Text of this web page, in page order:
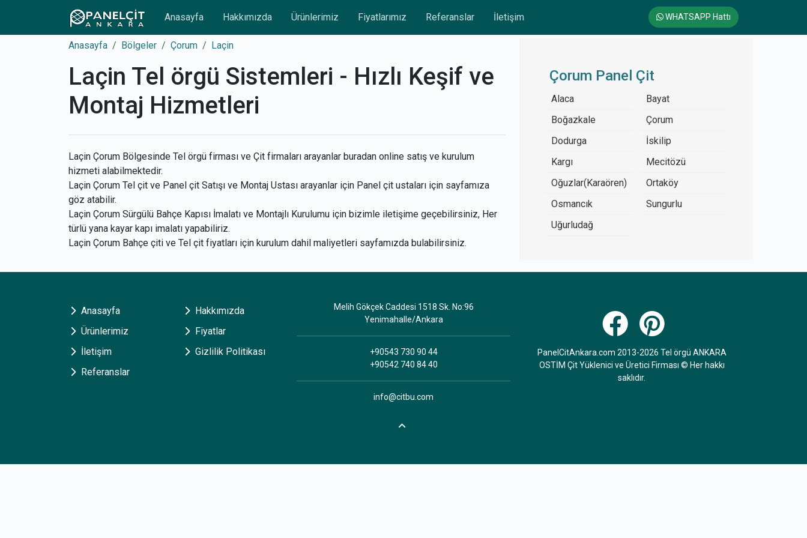
Anasayfa Hakkımızda Ürünlerimiz Fiyatlarımız Referanslar İletişim WHATSAPP Hattı
Anasayfa Bölgeler Çorum Laçin
Laçin Tel örgü Sistemleri - Hızlı Keşif ve
Montaj Hizmetleri
Laçin Çorum Bölgesinde Tel örgü firması ve Çit firmaları arayanlar buradan online satış ve kurulum
hizmeti alabilmektedir.
Laçin Çorum Tel çit ve Panel çit Satışı ve Montaj Ustası arayanlar için Panel çit ustaları için sayfamıza
göz atabilir.
Laçin Çorum Sürgülü Bahçe Kapısı İmalatı ve Montajlı Kurulumu için bizimle iletişime geçebilirsiniz, Her
türlü yana kayar kapı imalatı yapabiliriz.
Laçin Çorum Bahçe çiti ve Tel çit fiyatları için kurulum dahil maliyetleri sayfamızda bulabilirsiniz.
Çorum Panel Çit
Alaca
Bayat
Boğazkale
Çorum
Dodurga
İskilip
Kargı
Mecitözü
Oğuzlar(Karaören)
Ortaköy
Osmancık
Sungurlu
Uğurludağ
Anasayfa
Hakkımızda
Ürünlerimiz
Fiyatlar
İletişim
Gizlilik Politikası
Referanslar
Melih Gökçek Caddesi 1518 Sk. No:96
Yenimahalle/Ankara
+90543 730 90 44
+90542 740 84 40
info@citbu.com
PanelCitAnkara.com 2013-2026 Tel örgü ANKARA
OSTİM Çit Yüklenici ve Üretici Firması © Her hakkı
saklıdır.